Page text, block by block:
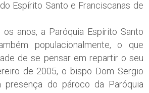
Espírito Santo e Franciscanas de
anos, a Paróquia Espírito Santo
populacionalmente, o que
de se pensar em repartir o seu
de 2005, o bispo Dom Sergio
presença do pároco da Paróquia